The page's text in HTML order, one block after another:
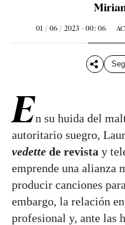
01 / 06 / 2023 - 00: 06
En su huida del
autoritario suegro,
vedette de revista y
emprende una alianza
producir canciones
embargo, la relación
profesional y, ante las